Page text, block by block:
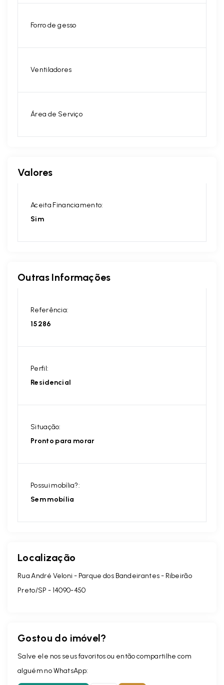
Forro de gesso
Ventiladores
Área de Serviço
Valores
Aceita Financiamento:
Sim
Outras Informações
Referência:
15286
Perfil:
Residencial
Situação:
Pronto para morar
Possui mobília?:
Sem mobília
Localização
Rua André Veloni - Parque dos Bandeirantes - Ribeirão
Preto/SP - 14090-450
Gostou do imóvel?
Salve ele nos seus favoritos ou então compartilhe com
alguém no WhatsApp: